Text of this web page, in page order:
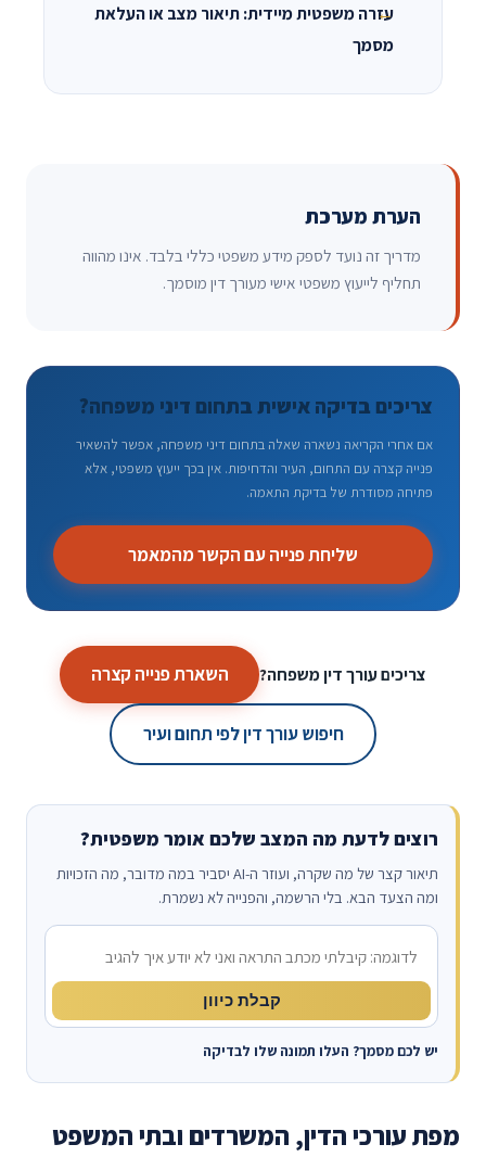
עזרה משפטית מיידית: תיאור מצב או העלאת
מסמך
הערת מערכת
מדריך זה נועד לספק מידע משפטי כללי בלבד. אינו מהווה
תחליף לייעוץ משפטי אישי מעורך דין מוסמך.
צריכים בדיקה אישית בתחום דיני משפחה?
אם אחרי הקריאה נשארה שאלה בתחום דיני משפחה, אפשר להשאיר
פנייה קצרה עם התחום, העיר והדחיפות. אין בכך ייעוץ משפטי, אלא
פתיחה מסודרת של בדיקת התאמה.
שליחת פנייה עם הקשר מהמאמר
צריכים עורך דין משפחה? השארת פנייה קצרה
חיפוש עורך דין לפי תחום ועיר
רוצים לדעת מה המצב שלכם אומר משפטית?
תיאור קצר של מה שקרה, ועוזר ה-AI יסביר במה מדובר, מה הזכויות
ומה הצעד הבא. בלי הרשמה, והפנייה לא נשמרת.
מה קרה?
קבלת כיוון
יש לכם מסמך? העלו תמונה שלו לבדיקה
מפת עורכי הדין, המשרדים ובתי המשפט